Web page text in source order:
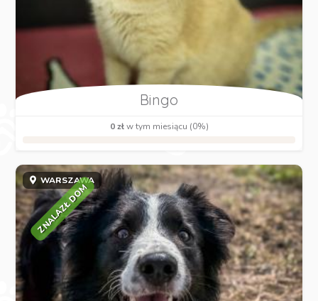
Bingo
0 złw tym miesiącu (0%)
WARSZAWA
ZNALAZŁ DOM